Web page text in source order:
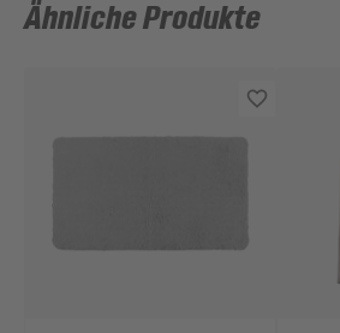
Ähnliche Produkte